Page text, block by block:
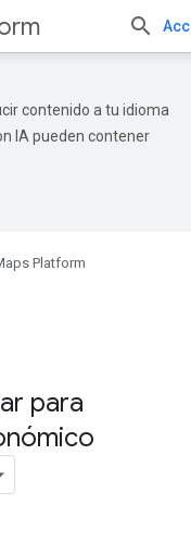
contenido a tu idioma
IA pueden contener
Platform
para